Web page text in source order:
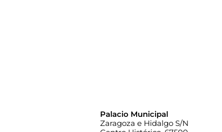
Palacio Municipal
Zaragoza e Hidalgo S/N